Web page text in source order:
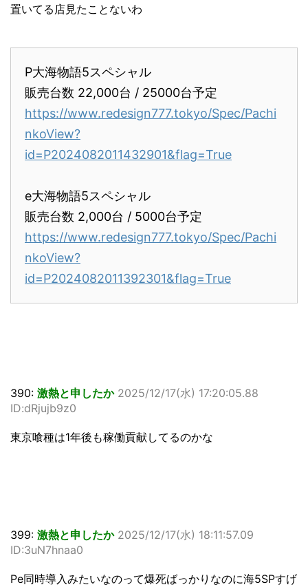
置いてる店見たことないわ
P大海物語5スペシャル
販売台数 22,000台 / 25000台予定
https://www.redesign777.tokyo/Spec/Pachi
nkoView?
id=P2024082011432901&flag=True
e大海物語5スペシャル
販売台数 2,000台 / 5000台予定
https://www.redesign777.tokyo/Spec/Pachi
nkoView?
id=P2024082011392301&flag=True
390: 激熱と申したか 2025/12/17(水) 17:20:05.88
ID:dRjujb9z0
東京喰種は1年後も稼働貢献してるのかな
399: 激熱と申したか 2025/12/17(水) 18:11:57.09
ID:3uN7hnaa0
Pe同時導入みたいなのって爆死ばっかりなのに海5SPすげ